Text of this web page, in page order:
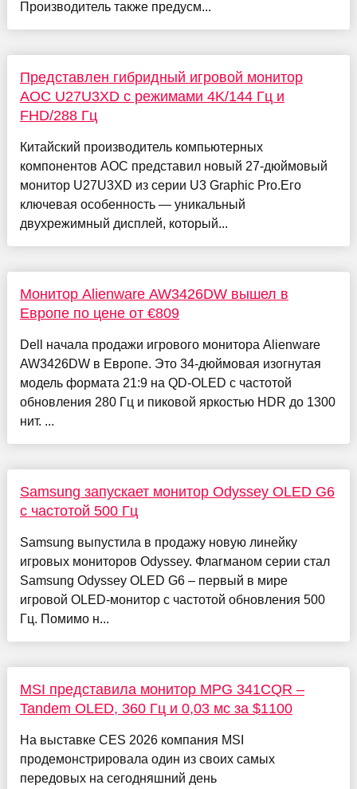
Производитель также предусм...
Представлен гибридный игровой монитор
AOC U27U3XD с режимами 4K/144 Гц и
FHD/288 Гц
Китайский производитель компьютерных
компонентов AOC представил новый 27-дюймовый
монитор U27U3XD из серии U3 Graphic Pro.Его
ключевая особенность — уникальный
двухрежимный дисплей, который...
Монитор Alienware AW3426DW вышел в
Европе по цене от €809
Dell начала продажи игрового монитора Alienware
AW3426DW в Европе. Это 34-дюймовая изогнутая
модель формата 21:9 на QD-OLED с частотой
обновления 280 Гц и пиковой яркостью HDR до 1300
нит. ...
Samsung запускает монитор Odyssey OLED G6
с частотой 500 Гц
Samsung выпустила в продажу новую линейку
игровых мониторов Odyssey. Флагманом серии стал
Samsung Odyssey OLED G6 – первый в мире
игровой OLED-монитор с частотой обновления 500
Гц. Помимо н...
MSI представила монитор MPG 341CQR –
Tandem OLED, 360 Гц и 0,03 мс за $1100
На выставке CES 2026 компания MSI
продемонстрировала один из своих самых
передовых на сегодняшний день